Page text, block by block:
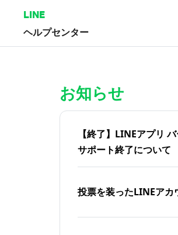
LINE
ヘルプセンター
お知らせ
【終了】LINEアプリ
サポート終了について
投票を装ったLINEア